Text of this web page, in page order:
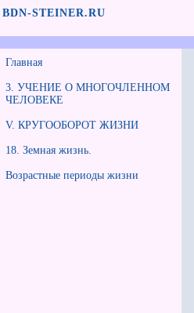
BDN-STEINER.RU
Главная
3. УЧЕНИЕ О МНОГОЧЛЕННОМ
ЧЕЛОВЕКЕ
V. КРУГООБОРОТ ЖИЗНИ
18. Земная жизнь.
Возрастные периоды жизни